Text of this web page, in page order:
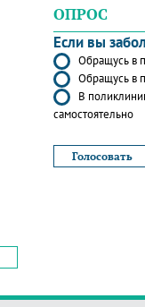
ОПРОС
Если вы
Обращусь в
Обращусь в
В
самостоятельно